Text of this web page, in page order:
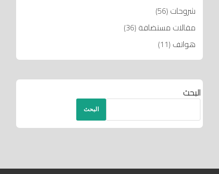
شروحات (56)
مقالات مستضافة (36)
هواتف (11)
البحث
البحث